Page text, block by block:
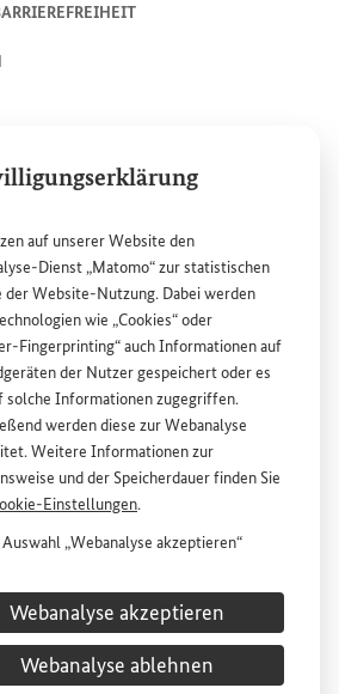
auf unsererWebsite den
Dienst „Matomo“ zur statistischen
derWebsite-Nutzung. Dabei werden
wie „Cookies“ oder
-Fingerprinting“ auch Informationen auf
der Nutzer gespeichert oder es
solche Informationen zugegriffen.
werden diese zur Webanalyse
Weitere Informationen zur
und der Speicherdauer finden Sie
-Einstellungen.
„Webanalyse akzeptieren“
„Matomo“ auf derWebsitedes
für wirtschaftliche
und Zusammenarbeit (BMZ) zu.
ist freiwillig, für die Nutzung
Webanalyse akzeptieren
Webanalyse ablehnen
Zusammenarbeit und